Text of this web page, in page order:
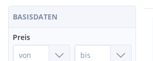
BASISDATEN
Preis